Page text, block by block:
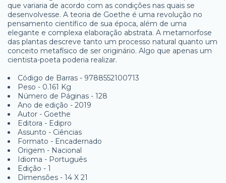
que variaria de acordo com as condições nas quais se
desenvolvesse. A teoria de Goethe é uma revolução no
pensamento científico de sua época, além de uma
elegante e complexa elaboração abstrata. A metamorfose
das plantas descreve tanto um processo natural quanto um
conceito metafísico de ser originário. Algo que apenas um
cientista-poeta poderia realizar.
Código de Barras - 9788552100713
Peso - 0.161 Kg
Número de Páginas - 128
Ano de edição - 2019
Autor - Goethe
Editora - Edipro
Assunto - Ciências
Formato - Encadernado
Origem - Nacional
Idioma - Português
Edição - 1
Dimensões - 14 X 21